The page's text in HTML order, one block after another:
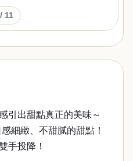
11
引出甜點真正的美味～
細緻、不甜膩的甜點！
手投降！